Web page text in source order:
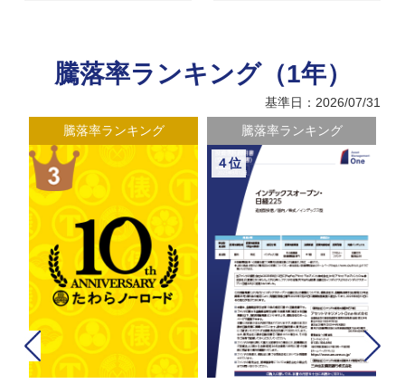
騰落率ランキング（1年）
基準日：2026/07/31
騰落率ランキング 騰落率ランキング
４位